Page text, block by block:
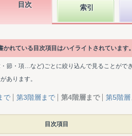
目次 索引
れている目次項目はハイライトされています
節・項…など)ごとに絞り込んで見ることがで
あります。
で 第3階層まで 第4階層まで 第5階層
目次項目